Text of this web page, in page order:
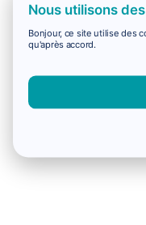
Nous utilisons
Bonjour, ce site utilise des
qu'après accord.